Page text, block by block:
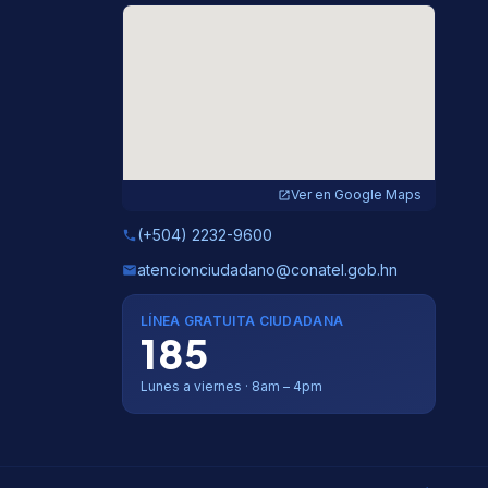
open_in_newVer en Google Maps
phone(+504) 2232-9600
emailatencionciudadano@conatel.gob.hn
LÍNEA GRATUITA CIUDADANA
185
Lunes a viernes · 8am – 4pm